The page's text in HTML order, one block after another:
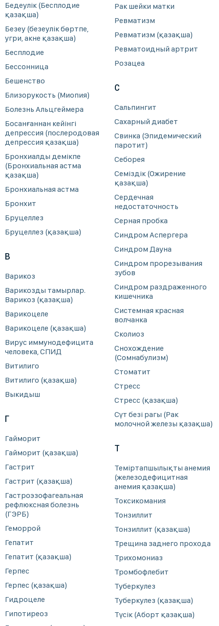
Бедеулік (Бесплодие
қазақша)
Безеу (безеулік бөртпе,
угри, акне қазақша)
Бесплодие
Бессонница
Бешенство
Близорукость (Миопия)
Болезнь Альцгеймера
Босанғаннан кейінгі
депрессия (послеродовая
депрессия қазақша)
Бронхиалды демікпе
(Бронхиальная астма
қазақша)
Бронхиальная астма
Бронхит
Бруцеллез
Бруцеллез (қазақша)
В
Варикоз
Варикозды тамырлар.
Варикоз (қазақша)
Варикоцеле
Варикоцеле (қазақша)
Вирус иммунодефицита
человека, СПИД
Витилиго
Витилиго (қазақша)
Выкидыш
Г
Гайморит
Гайморит (қазақша)
Гастрит
Гастрит (қазақша)
Гастроэзофагеальная
рефлюксная болезнь
(ГЭРБ)
Геморрой
Гепатит
Гепатит (қазақша)
Герпес
Герпес (қазақша)
Гидроцеле
Гипотиреоз
Рак шейки матки
Ревматизм
Ревматизм (қазақша)
Ревматоидный артрит
Розацеа
С
Сальпингит
Сахарный диабет
Свинка (Эпидемический
паротит)
Себорея
Семіздік (Ожирение
қазақша)
Сердечная
недостаточность
Серная пробка
Синдром Аспергера
Синдром Дауна
Синдром прорезывания
зубов
Синдром раздраженного
кишечника
Системная красная
волчанка
Сколиоз
Снохождение
(Сомнабулизм)
Стоматит
Стресс
Стресс (қазақша)
Сүт безі рагы (Рак
молочной железы қазақша)
Т
Теміртапшылықты анемия
(железодефицитная
анемия қазақша)
Токсикомания
Тонзиллит
Тонзиллит (қазақша)
Трещина заднего прохода
Трихомониаз
Тромбофлебит
Туберкулез
Туберкулез (қазақша)
Түсік (Аборт қазақша)